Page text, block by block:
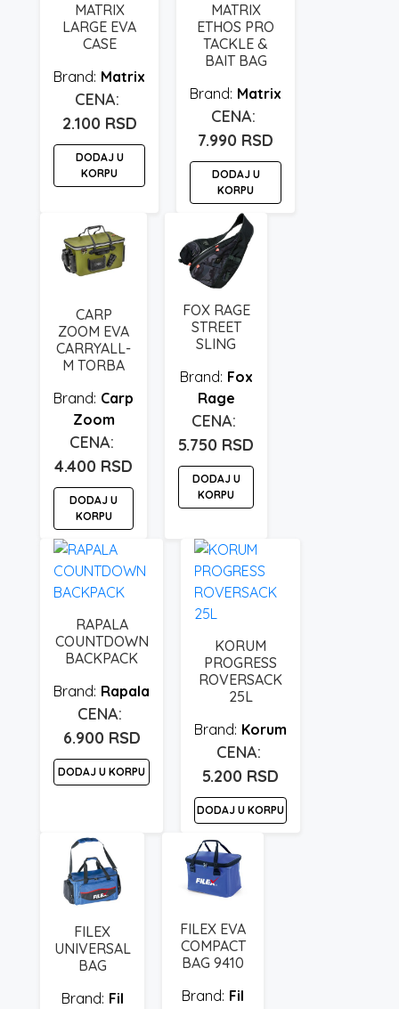
MATRIX
LARGE EVA
CASE
Matrix
2.100 RSD
DODAJ U
KORPU
MATRIX
ETHOS PRO
TACKLE &
BAIT BAG
Matrix
7.990 RSD
DODAJ U
KORPU
CARP
ZOOM EVA
CARRYALL-
M TORBA
Carp
Zoom
4.400 RSD
DODAJ U
KORPU
FOX RAGE
STREET
SLING
Fox
Rage
5.750 RSD
DODAJ U
KORPU
RAPALA
COUNTDOWN
BACKPACK
Rapala
6.900 RSD
DODAJ U KORPU
KORUM
PROGRESS
ROVERSACK
25L
Korum
5.200 RSD
DODAJ U KORPU
FILEX
UNIVERSAL
BAG
Fil
FILEX EVA
COMPACT
BAG 9410
Fil